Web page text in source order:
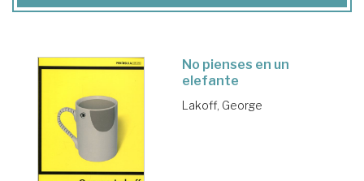
No pienses en un
elefante
Lakoff, George